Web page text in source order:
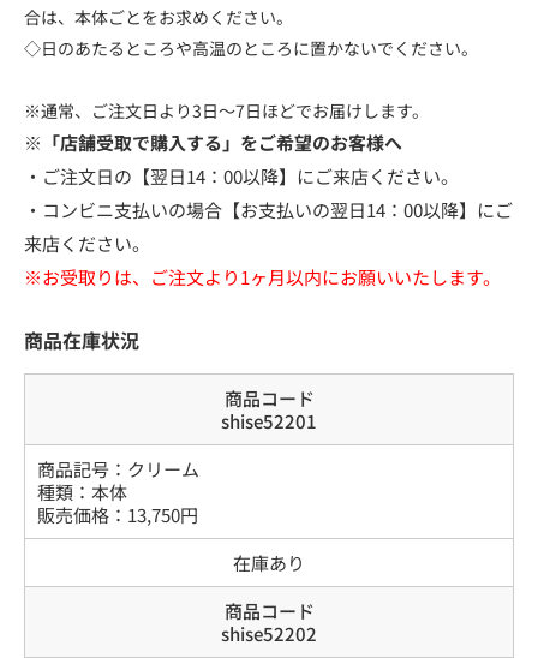
合は、本体ごとをお求めください。
◇日のあたるところや高温のところに置かないでください。
※通常、ご注文日より3日～7日ほどでお届けします。
※「店舗受取で購入する」をご希望のお客様へ
・ご注文日の【翌日14：00以降】にご来店ください。
・コンビニ支払いの場合【お支払いの翌日14：00以降】にご
来店ください。
※お受取りは、ご注文より1ヶ月以内にお願いいたします。
商品在庫状況
商品コード
shise52201
商品記号： クリーム
種類 ： 本体
販売価格： 13,750円
在庫あり
商品コード
shise52202